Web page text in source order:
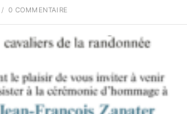
/ 0 COMMENTAIRE